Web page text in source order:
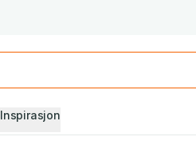
Inspirasjon